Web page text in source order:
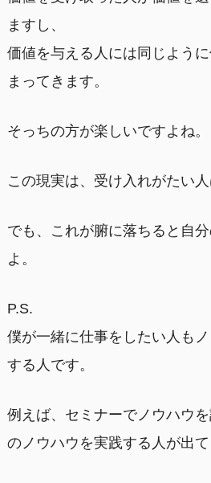
ますし、
価値を与える人には同じよう
まってきます。
そっちの方が楽しいですよね。
この現実は、受け入れがたい人
でも、これが腑に落ちると自
よ。
P.S.
僕が一緒に仕事をしたい人も
する人です。
例えば、セミナーでノウハウ
のノウハウを実践する人が出て